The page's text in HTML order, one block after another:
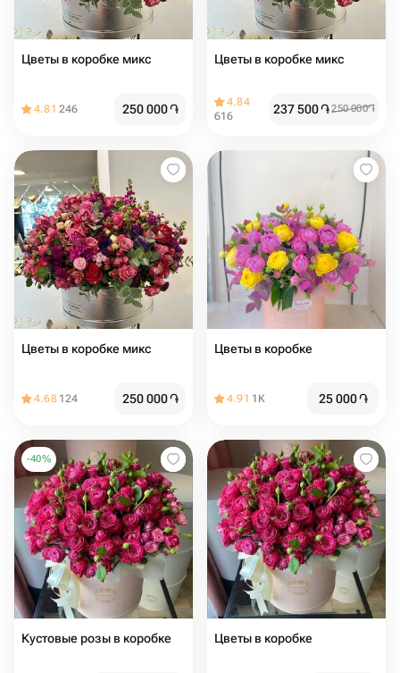
Цветы в коробке микс
4.81 246 250 000֏
Цветы в коробке микс
4.84
616
237 500֏250 000֏
Цветы в коробке микс
4.68 124 250 000֏
Цветы в коробке
4.91 1K 25 000֏
-40%
Кустовые розы в коробке Цветы в коробке